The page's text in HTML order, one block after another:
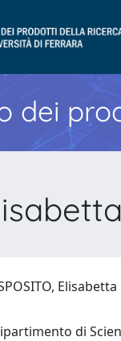
dei
Elisabetta
di